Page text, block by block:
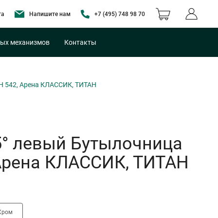
Напишите нам +7 (495) 748 98 70
механизмов Контакты
542, Арена КЛАССИК, ТИТАН
левый Бутылочница
КЛАССИК, ТИТАН